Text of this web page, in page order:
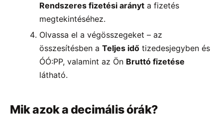
Rendszeres fizetési arányt a fizetés
megtekintéséhez.
Olvassa el a végösszegeket – az
összesítésben aTeljes idő tizedesjegyben és
ÓÓ:PP, valamint az Ön Bruttó fizetése
látható.
Mik azok a decimális órák?